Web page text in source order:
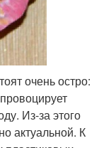
очень остро:
Из-за этого
актуальной. К